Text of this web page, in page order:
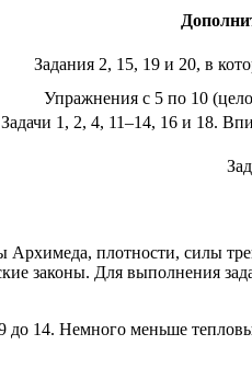
Задания 2, 15, 19 и 20, в
Упражнения с 5 по 10
Задачи 1, 2, 4, 11–14, 16 и 18.
плотности, силы
законы. Для выполнения
до 14. Немного меньше